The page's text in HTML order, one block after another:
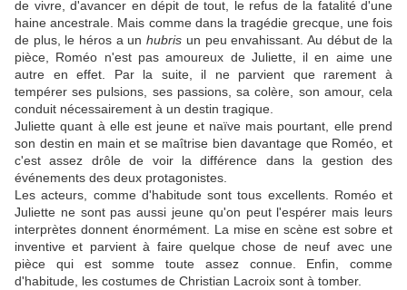
de vivre, d'avancer en dépit de tout, le refus de la fatalité d'une
haine ancestrale. Mais comme dans la tragédie grecque, une fois
de plus, le héros a unhubris un peu envahissant. Au début de la
pièce, Roméo n'est pas amoureux de Juliette, il en aime une
autre en effet. Par la suite, il ne parvient que rarement à
tempérer ses pulsions, ses passions, sa colère, son amour, cela
conduit nécessairement à un destin tragique.
Juliette quant à elle est jeune et naïve mais pourtant, elle prend
son destin en main et se maîtrise bien davantage que Roméo, et
c'est assez drôle de voir la différence dans la gestion des
événements des deux protagonistes.
Les acteurs, comme d'habitude sont tous excellents. Roméo et
Juliette ne sont pas aussi jeune qu'on peut l'espérer mais leurs
interprètes donnent énormément. La mise en scène est sobre et
inventive et parvient à faire quelque chose de neuf avec une
pièce qui est somme toute assez connue. Enfin, comme
d'habitude, les costumes de Christian Lacroix sont à tomber.